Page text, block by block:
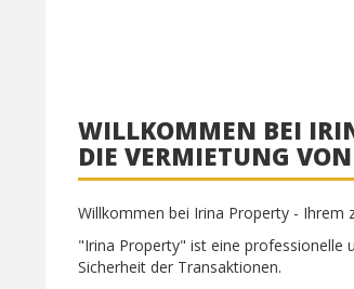
WILLKOMMEN BEI
DIE VERMIETUNG
Willkommen bei Irina Property - Ihrem
"Irina Property" ist eine professionelle
Sicherheit der Transaktionen.